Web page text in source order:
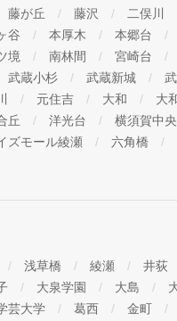
藤が丘 藤沢 二俣川
谷 本厚木 本郷台
境 南林間 宮崎台
武蔵小杉 武蔵新城
元住吉 大和
大
丘 洋光台 横須賀中央
ズモール綾瀬 六角橋
浅草橋 綾瀬 井荻
大泉学園 大島
芸大学 葛西 金町